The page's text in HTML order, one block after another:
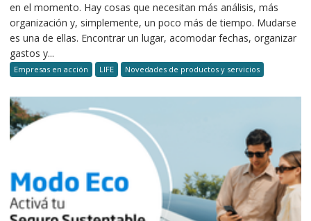
en el momento. Hay cosas que necesitan más análisis, más
organización y, simplemente, un poco más de tiempo. Mudarse
es una de ellas. Encontrar un lugar, acomodar fechas, organizar
gastos y...
Empresas en acción LIFE Novedades de productos y servicios